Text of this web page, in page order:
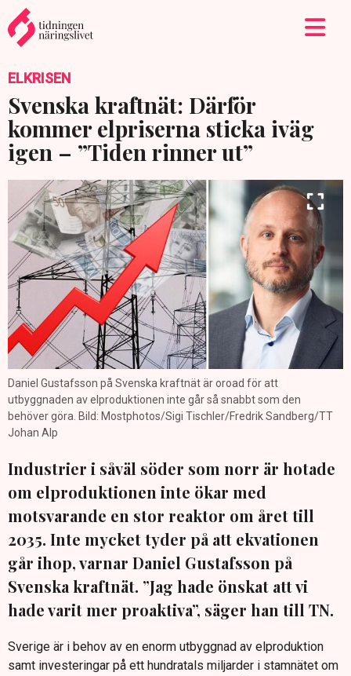
ELKRISEN
Svenska kraftnät: Därför
kommer elpriserna sticka iväg
igen – ”Tiden rinner ut”
Daniel Gustafsson på Svenska kraftnät är oroad för att
utbyggnaden av elproduktionen inte går så snabbt som den
behöver göra. Bild: Mostphotos/Sigi Tischler/Fredrik Sandberg/TT
Johan Alp
Industrier i såväl söder som norr är hotade
om elproduktionen inte ökar med
motsvarande en stor reaktor om året till
2035. Inte mycket tyder på att ekvationen
går ihop, varnar Daniel Gustafsson på
Svenska kraftnät. ”Jag hade önskat att vi
hade varit mer proaktiva”, säger han till TN.
Sverige är i behov av en enorm utbyggnad av elproduktion
samt investeringar på ett hundratals miljarder i stamnätet om